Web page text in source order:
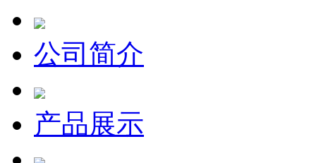
公司简介
产品展示